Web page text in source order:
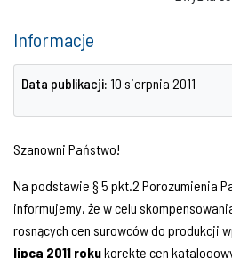
Informacje
Data publikacji: 10 sierpnia 2011
Szanowni Państwo!
Na podstawie § 5 pkt.2 Porozumienia
informujemy, że w celu
rosnących cen surowców do produkcji
lipca 2011 rokukorektę cen